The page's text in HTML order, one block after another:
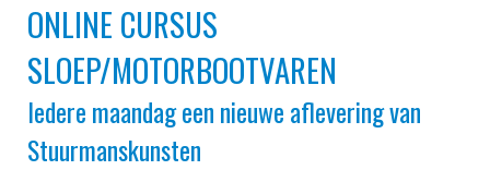
ONLINE CURSUS
SLOEP/MOTORBOOTVAREN
Iedere maandag een nieuwe aflevering van
Stuurmanskunsten